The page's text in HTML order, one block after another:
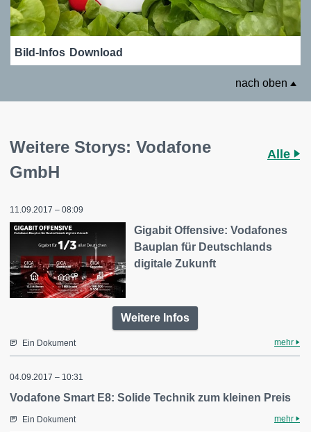
Bild-Infos Download
nach oben
Weitere Storys: Vodafone
GmbH
Alle
11.09.2017 – 08:09
Gigabit Offensive: Vodafones
Bauplan für Deutschlands
digitale Zukunft
Weitere Infos
Ein Dokument mehr
04.09.2017 – 10:31
Vodafone Smart E8: Solide Technik zum kleinen Preis
Ein Dokument mehr